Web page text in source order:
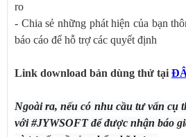
ro
- Chia sẻ những phát hiện của bạn
báo cáo để hỗ trợ các quyết định
Link download bản dùng thử tại
Ngoài ra, nếu có nhu cầu tư vấn cụ
với #JYWSOFT để được nhận báo